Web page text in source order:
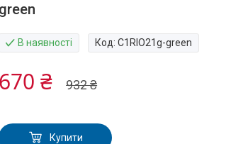
green
В наявності Код:C1RIO21g-green
932 ₴
670 ₴
Купити